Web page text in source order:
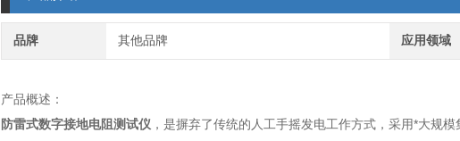
品牌 其他品牌 应用领域
产品概述：
防雷式数字接地电阻测试仪 ，是摒弃了传统的人工手摇发电工作方式，采用*大规